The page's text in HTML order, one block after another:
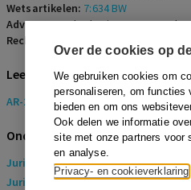
Over de cookies op
We gebruiken cookies om
personaliseren, om functies
bieden en om ons
Ook delen we informatie
site met onze partners voor
en analyse.
Privacy- en cookieverklaring
Wetsartikelen: 7:634 BW
Advocaten:Ph. Ekering en D. Uygul-
Rechters:
Lees de bijbehorende uitspraak
AR-2026-0321
Onderwerpen
Juridisch> Arbeidsrecht
Juridisch> Sociaal Zekerheidsrecht